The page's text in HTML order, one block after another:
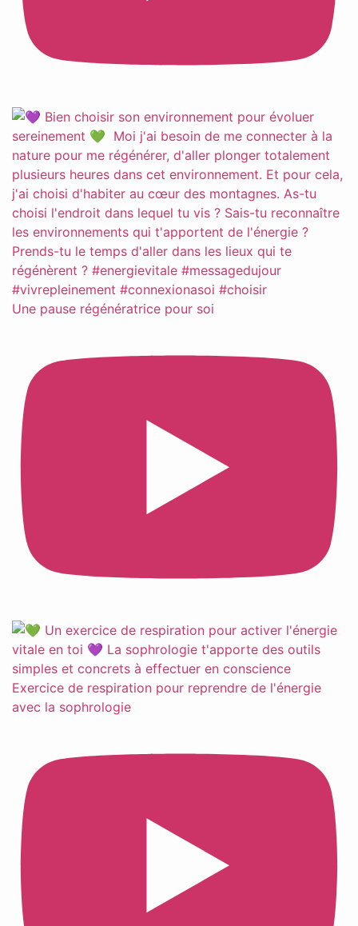
Une pause régénératrice pour soi
Exercice de respiration pour reprendre de l'énergie
avec la sophrologie